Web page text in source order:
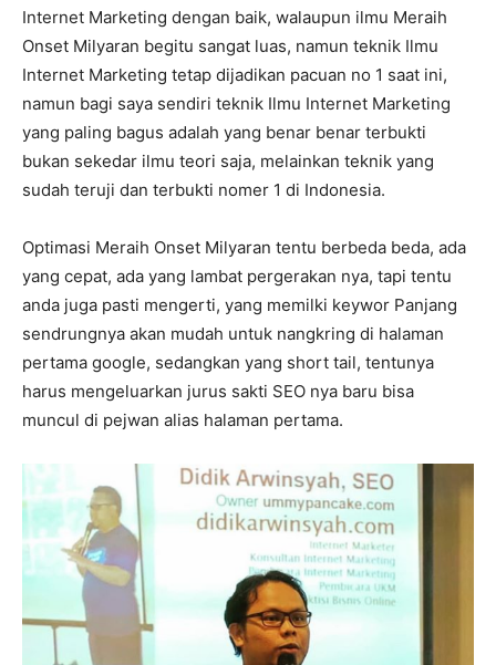
Internet Marketing dengan baik, walaupun ilmu Meraih
Onset Milyaran begitu sangat luas, namun teknik Ilmu
Internet Marketing tetap dijadikan pacuan no 1 saat ini,
namun bagi saya sendiri teknik Ilmu Internet Marketing
yang paling bagus adalah yang benar benar terbukti
bukan sekedar ilmu teori saja, melainkan teknik yang
sudah teruji dan terbukti nomer 1 di Indonesia.
Optimasi Meraih Onset Milyaran tentu berbeda beda, ada
yang cepat, ada yang lambat pergerakan nya, tapi tentu
anda juga pasti mengerti, yang memilki keywor Panjang
sendrungnya akan mudah untuk nangkring di halaman
pertama google, sedangkan yang short tail, tentunya
harus mengeluarkan jurus sakti SEO nya baru bisa
muncul di pejwan alias halaman pertama.